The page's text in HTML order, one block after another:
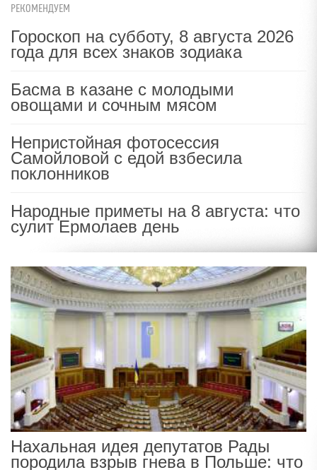
РЕКОМЕНДУЕМ
Гороскоп на субботу, 8 августа 2026
года для всех знаков зодиака
Басма в казане с молодыми
овощами и сочным мясом
Непристойная фотосессия
Самойловой с едой взбесила
поклонников
Народные приметы на 8 августа: что
сулит Ермолаев день
Нахальная идея депутатов Рады
породила взрыв гнева в Польше: что